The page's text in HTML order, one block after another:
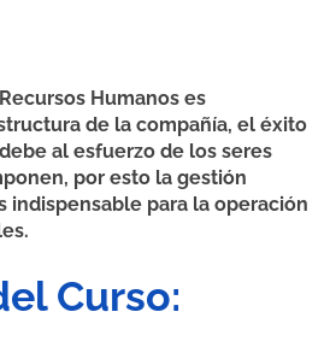
Humanos es
de la compañía, el éxito
al esfuerzo de los seres
por esto la gestión
indispensable para la operación
Curso: